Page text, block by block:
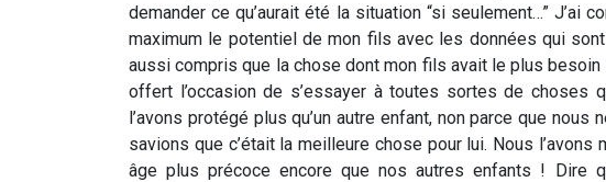
demander ce qu’aurait été la situation “si seulement…” J’ai
maximum le potentiel de mon fils avec les données qui
aussi compris que la chose dont mon fils avait le plus besoin
offert l’occasion de s’essayer à toutes sortes de choses
l’avons protégé plus qu’un autre enfant, non parce que
savions que c’était la meilleure chose pour lui. Nous
âge plus précoce encore que nos autres enfants ! Dire